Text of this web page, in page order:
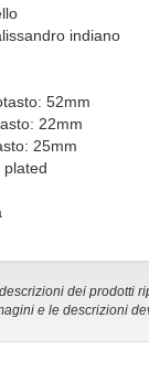
indiano
52mm
22mm
25mm
plated
dei prodotti
e le descrizioni